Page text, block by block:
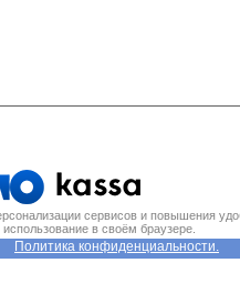
сервисов и повышения
в своём браузере.
Политика конфиденциальности.